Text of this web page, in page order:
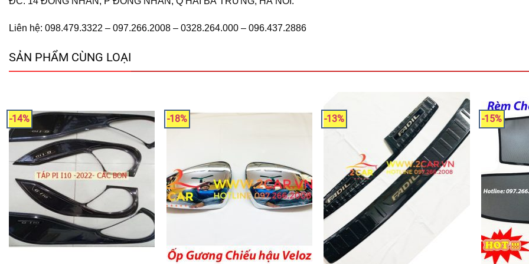
Liên hệ: 098.479.3322 – 097.266.2008 – 0328.264.000 – 096.437.2886
SẢN PHẨM CÙNG LOẠI
-14% -18% -13% -15%